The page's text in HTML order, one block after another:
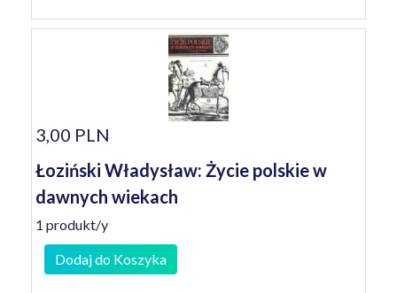
3,00 PLN
Łoziński Władysław: Życie polskie w
dawnych wiekach
1 produkt/y
Dodaj do Koszyka